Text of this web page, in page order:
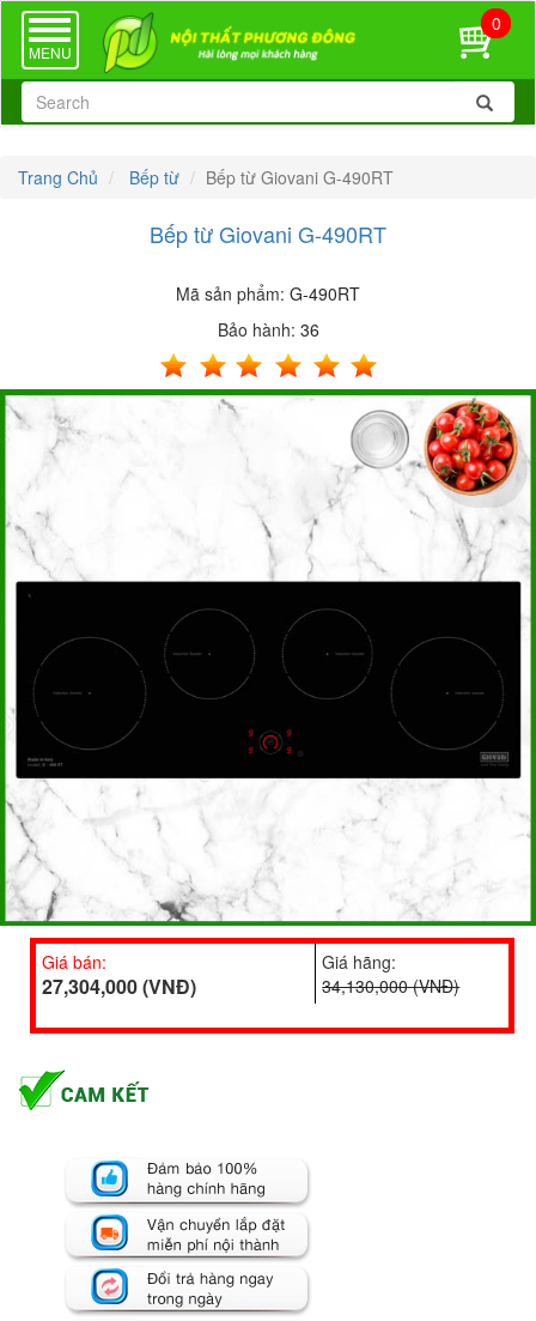
TOGGLE
NAVIGATION
MENU
0
Trang Chủ Bếp từ Bếp từ Giovani G-490RT
Bếp từ Giovani G-490RT
Mã sản phẩm: G-490RT
Bảo hành: 36
Giá bán:
27,304,000 (VNĐ)
Giá hãng:
34,130,000 (VNĐ)